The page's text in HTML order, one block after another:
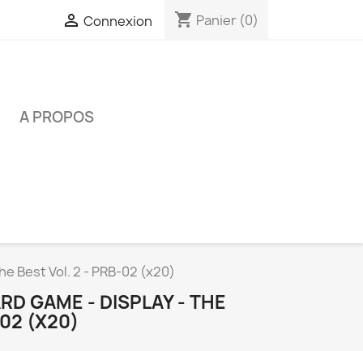
 Connexion shopping_cart Panier (0)
A PROPOS
Best Vol. 2 - PRB-02 (x20)
GAME - DISPLAY - THE
(X20)